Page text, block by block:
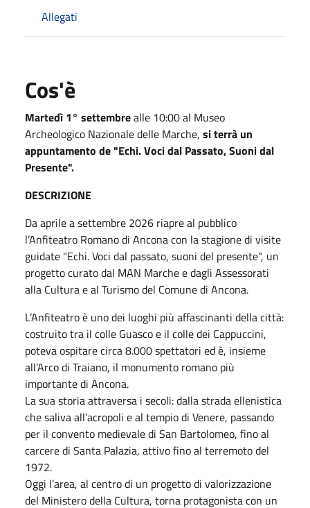
Allegati
Cos'è
Martedì 1° settembrealle 10:00 al Museo
Archeologico Nazionale delle Marche, si terrà un
appuntamento de "Echi. Voci dal Passato, Suoni dal
Presente".
DESCRIZIONE
Da aprile a settembre 2026 riapre al pubblico
l’Anfiteatro Romano di Ancona con la stagione di visite
guidate "Echi. Voci dal passato, suoni del presente", un
progetto curato dal MAN Marche e dagli Assessorati
alla Cultura e al Turismo del Comune di Ancona.
L’Anfiteatro è uno dei luoghi più affascinanti della città:
costruito tra il colle Guasco e il colle dei Cappuccini,
poteva ospitare circa 8.000 spettatori ed è, insieme
all’Arco di Traiano, il monumento romano più
importante di Ancona.
La sua storia attraversa i secoli: dalla strada ellenistica
che saliva all’acropoli e al tempio di Venere, passando
per il convento medievale di San Bartolomeo, fino al
carcere di Santa Palazia, attivo fino al terremoto del
1972.
Oggi l’area, al centro di un progetto di valorizzazione
del Ministero della Cultura, torna protagonista con un